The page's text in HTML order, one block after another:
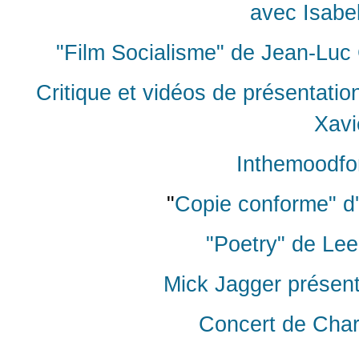
avec
"Film Socialisme" de Jean-
Critique et vidéos de
"Copie conforme"
"Poetry" de
Mick Jagger
Concert de